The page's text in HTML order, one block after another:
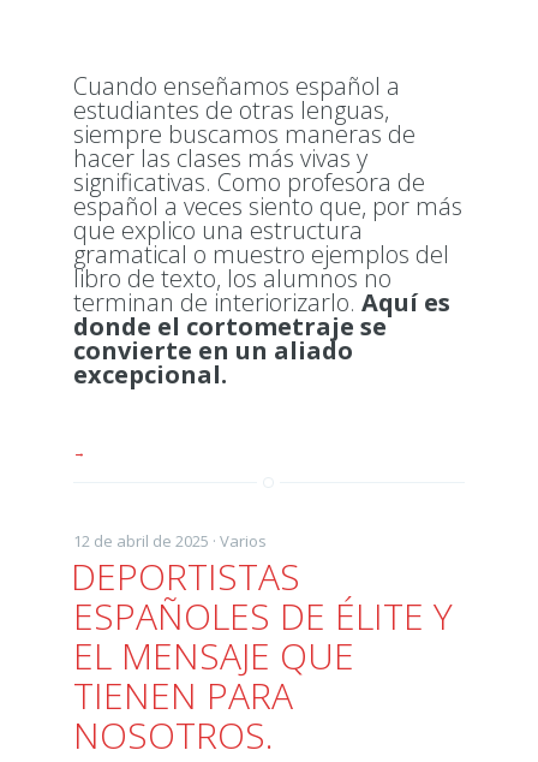
Cuando enseñamos español a
estudiantes de otras lenguas,
siempre buscamos maneras de
hacer las clases más vivas y
significativas. Como profesora de
español a veces siento que, por más
que explico una estructura
gramatical o muestro ejemplos del
libro de texto, los alumnos no
terminan de interiorizarlo. Aquí es
donde el cortometraje se
convierte en un aliado
excepcional.
→
12 de abril de 2025 · Varios
DEPORTISTAS
ESPAÑOLES DE ÉLITE Y
EL MENSAJE QUE
TIENEN PARA
NOSOTROS.